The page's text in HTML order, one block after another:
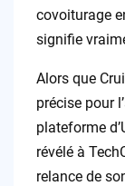
covoiturage
signifie
Alors que
précise pour
plateforme
révélé à
relance de